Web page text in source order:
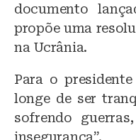
documento
propõe uma
na Ucrânia.
Para o
longe de ser
sofrendo
insegurança”.